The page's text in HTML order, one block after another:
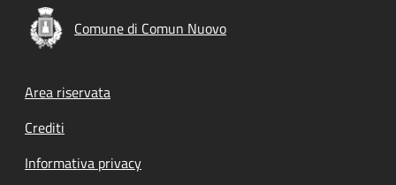
Comune di Comun Nuovo
Footer menu
Area riservata
Crediti
Informativa privacy